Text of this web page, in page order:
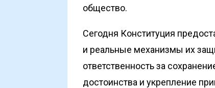
общество.
Сегодня Конституция
и реальные механизмы их
ответственность за
достоинства и укрепление